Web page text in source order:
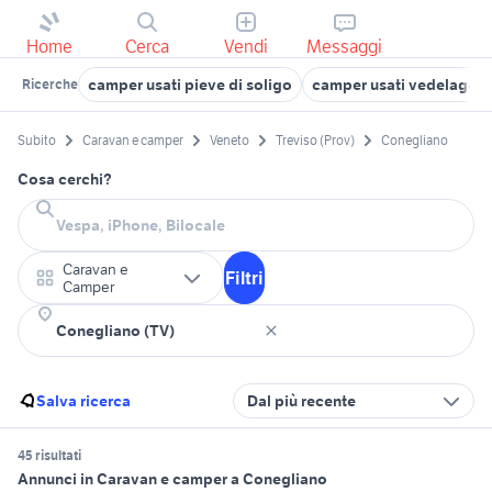
Home Cerca Vendi Messaggi
Ricerche camper usati pieve di soligo camper usati vedelago
Subito Caravan e camper Veneto Treviso (Prov) Conegliano
Cosa cerchi?
Caravan e
Camper
Filtri
Salva ricerca Dal più recente
45 risultati
Annunci in Caravan e camper a Conegliano